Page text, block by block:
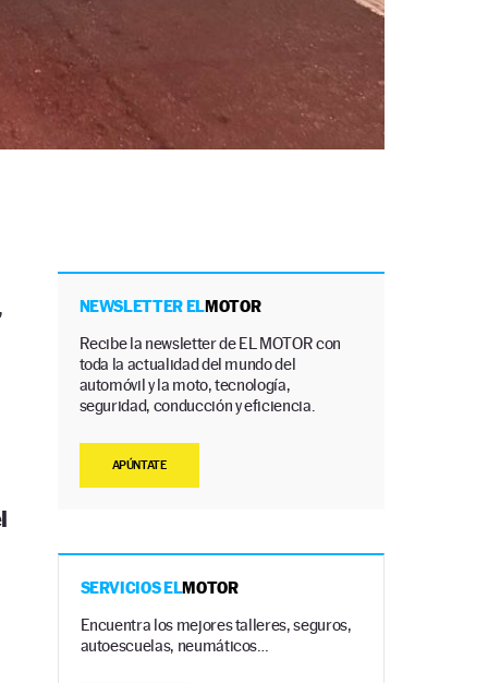
NEWSLETTER ELMOTOR
Recibe la newsletter de EL MOTOR con
toda la actualidad del mundo del
automóvil y la moto, tecnología,
seguridad, conducción y eficiencia.
APÚNTATE
SERVICIOS ELMOTOR
Encuentra los mejores talleres, seguros,
autoescuelas, neumáticos…